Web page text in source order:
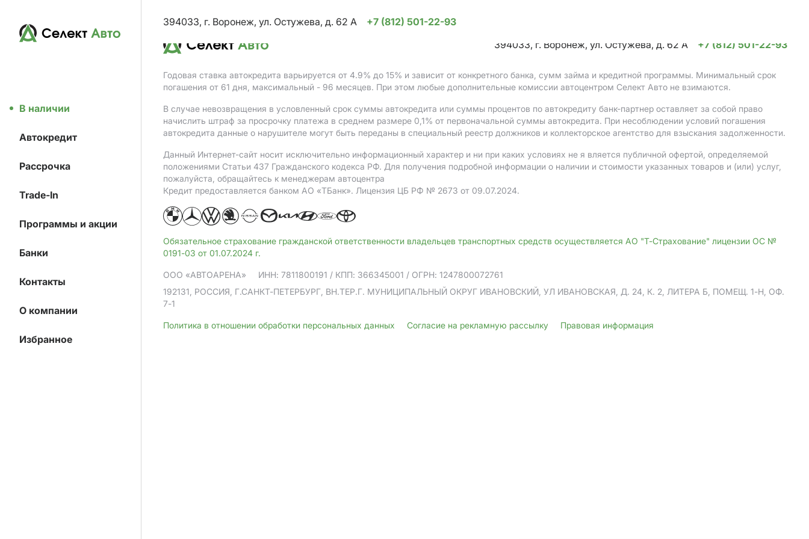
В наличии
Автокредит
Рассрочка
Trade-In
Программы и акции
Банки
Контакты
О компании
Избранное
394033, г. Воронеж, ул. Остужева, д. 62 А
+7 (812) 501-22-93
394033, г. Воронеж, ул. Остужева, д. 62 А
+7 (812) 501-22-93
Годовая ставка автокредита варьируется от 4.9% до 15% и зависит от конкретного банка, сумм займа и кредитной программы. Минимальный срок
погашения от 61 дня, максимальный - 96 месяцев. При этом любые дополнительные комиссии автоцентром Селект Авто не взимаются.
В случае невозвращения в условленный срок суммы автокредита или суммы процентов по автокредиту банк-партнер оставляет за собой право
начислить штраф за просрочку платежа в среднем размере 0,1% от первоначальной суммы автокредита. При несоблюдении условий погашения
автокредита данные о нарушителе могут быть переданы в специальный реестр должников и коллекторское агентство для взыскания задолженности.
Данный Интернет-сайт носит исключительно информационный характер и ни при каких условиях не я вляется публичной офертой, определяемой
положениями Статьи 437 Гражданского кодекса РФ. Для получения подробной информации о наличии и стоимости указанных товаров и (или) услуг,
пожалуйста, обращайтесь к менеджерам автоцентра
Кредит предоставляется банком АO «ТБанк». Лицензия ЦБ РФ № 2673 от 09.07.2024.
Обязательное страхование гражданской ответственности владельцев транспортных средств осуществляется АО "Т-Страхование" лицензии ОС №
0191-03 от 01.07.2024 г.
ООО «АВТОАРЕНА» ИНН: 7811800191 / КПП: 366345001 / ОГРН: 1247800072761
192131, РОССИЯ, Г.САНКТ-ПЕТЕРБУРГ, ВН.ТЕР.Г. МУНИЦИПАЛЬНЫЙ ОКРУГ ИВАНОВСКИЙ, УЛ ИВАНОВСКАЯ, Д. 24, К. 2, ЛИТЕРА Б, ПОМЕЩ. 1-Н, ОФ.
7-1
Политика в отношении обработки персональных данных Согласие на рекламную рассылку Правовая информация